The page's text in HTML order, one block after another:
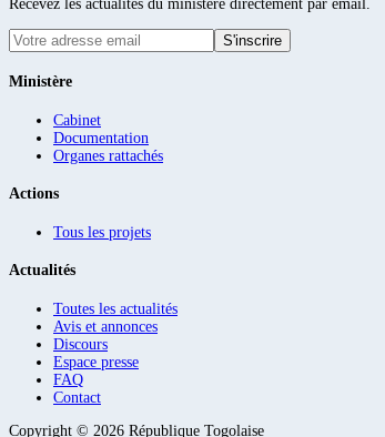
Recevez les actualités du ministère directement par email.
S'inscrire
Ministère
Cabinet
Documentation
Organes rattachés
Actions
Tous les projets
Actualités
Toutes les actualités
Avis et annonces
Discours
Espace presse
FAQ
Contact
Copyright © 2026 République Togolaise